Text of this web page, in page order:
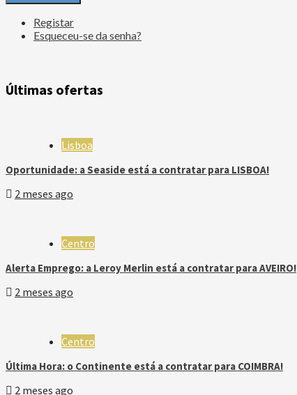
Registar
Esqueceu-se da senha?
Últimas ofertas
Lisboa
Oportunidade: a Seaside está a contratar para LISBOA!
2 meses ago
Centro
Alerta Emprego: a Leroy Merlin está a contratar para AVEIRO!
2 meses ago
Centro
Última Hora: o Continente está a contratar para COIMBRA!
2 meses ago